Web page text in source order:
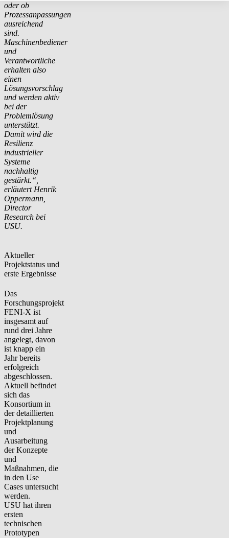
oder ob
Prozessanpassungen
ausreichend
sind.
Maschinenbediener
und
Verantwortliche
erhalten also
einen
Lösungsvorschlag
und werden aktiv
bei der
Problemlösung
unterstützt.
Damit wird die
Resilienz
industrieller
Systeme
nachhaltig
gestärkt.“,
erläutert Henrik
Oppermann,
Director
Research bei
USU.
Aktueller
Projektstatus und
erste Ergebnisse
Das
Forschungsprojekt
FENI-X ist
insgesamt auf
rund drei Jahre
angelegt, davon
ist knapp ein
Jahr bereits
erfolgreich
abgeschlossen.
Aktuell befindet
sich das
Konsortium in
der detaillierten
Projektplanung
und
Ausarbeitung
der Konzepte
und
Maßnahmen, die
in den Use
Cases untersucht
werden.
USU hat ihren
ersten
technischen
Prototypen